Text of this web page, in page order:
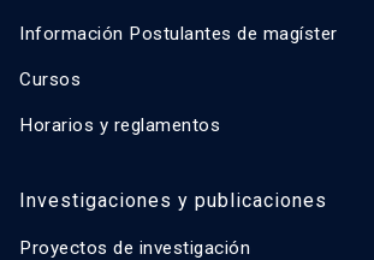
Información Postulantes de magíster
Cursos
Horarios y reglamentos
Investigaciones y publicaciones
Proyectos de investigación